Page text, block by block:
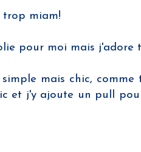
trop miam!
pour moi mais j'adore
mais chic,
et j'y ajoute un pull